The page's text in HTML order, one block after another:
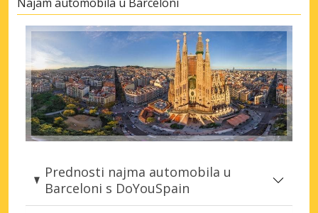
Prednosti najma automobila u
Barceloni s DoYouSpain